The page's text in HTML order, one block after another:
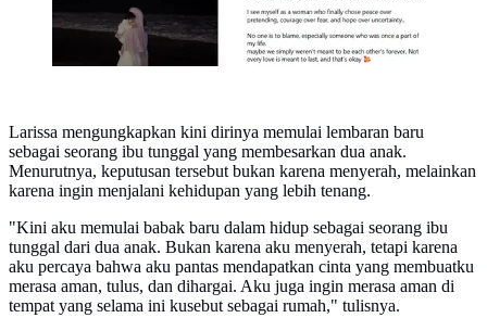
Larissa mengungkapkan kini dirinya memulai lembaran baru
sebagai seorang ibu tunggal yang membesarkan dua anak.
Menurutnya, keputusan tersebut bukan karena menyerah, melainkan
karena ingin menjalani kehidupan yang lebih tenang.
"Kini aku memulai babak baru dalam hidup sebagai seorang ibu
tunggal dari dua anak. Bukan karena aku menyerah, tetapi karena
aku percaya bahwa aku pantas mendapatkan cinta yang membuatku
merasa aman, tulus, dan dihargai. Aku juga ingin merasa aman di
tempat yang selama ini kusebut sebagai rumah," tulisnya.